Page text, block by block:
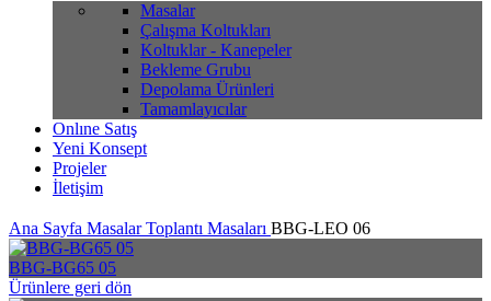
Masalar
Çalışma Koltukları
Koltuklar - Kanepeler
Bekleme Grubu
Depolama Ürünleri
Tamamlayıcılar
Onlıne Satış
Yeni Konsept
Projeler
İletişim
Ana Sayfa MasalarToplantı Masaları BBG-LEO 06
BBG-BG65 05
Ürünlere geri dön